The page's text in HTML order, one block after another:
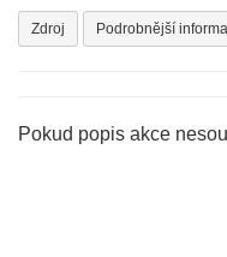
Zdroj Podrobnější
Pokud popis akce